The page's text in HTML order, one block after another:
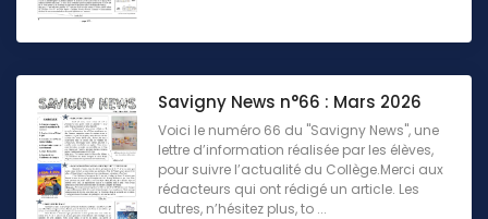
Savigny News n°66 : Mars 2026
Voici le numéro 66 du "Savigny News", une
lettre d’information réalisée par les élèves,
pour suivre l’actualité du Collège.Merci aux
rédacteurs qui ont rédigé un article. Les
autres, n’hésitez plus, to ...